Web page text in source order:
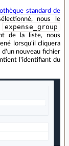
standard de
nous le
expense_group
de la liste, nous
lorsqu'il cliquera
d'un nouveau fichier
l'identifiant du